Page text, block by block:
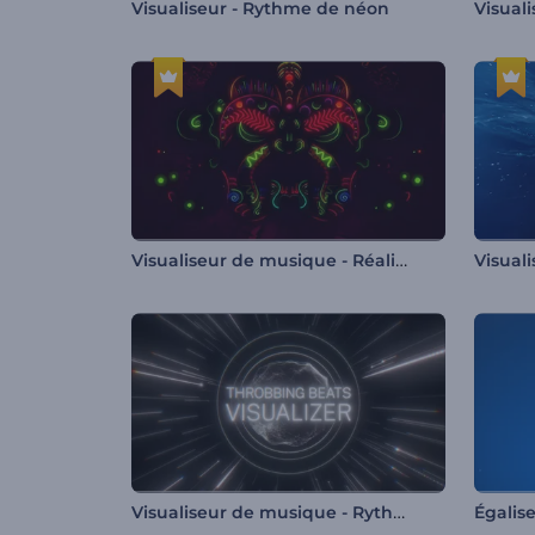
Visualiseur - Rythme de néon
Visualiseur de musique - Réalité ethnique
Visualiseur de musique - Rythmes lancinants